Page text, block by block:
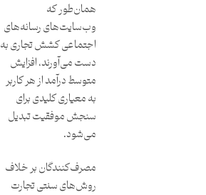
همان‌طور که
وب‌سایت‌های رسانه‌های
اجتماعی کشش تجاری به
دست می‌آورند، افزایش
متوسط درآمد از هر کاربر
به معیاری کلیدی برای
سنجش موفقیت تبدیل
می‌شود.
مصرف‌کنندگان بر خلاف
روش‌های سنتی تجارت